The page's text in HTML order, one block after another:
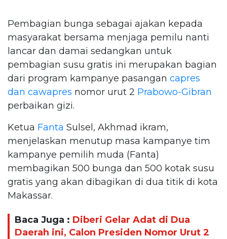
Pembagian bunga sebagai ajakan kepada
masyarakat bersama menjaga pemilu nanti
lancar dan damai sedangkan untuk
pembagian susu gratis ini merupakan bagian
dari program kampanye pasangan capres
dan cawapres nomor urut 2 Prabowo-Gibran
perbaikan gizi.
Ketua Fanta Sulsel, Akhmad ikram,
menjelaskan menutup masa kampanye tim
kampanye pemilih muda (Fanta)
membagikan 500 bunga dan 500 kotak susu
gratis yang akan dibagikan di dua titik di kota
Makassar.
Baca Juga : Diberi Gelar Adat di Dua
Daerah ini, Calon Presiden Nomor Urut 2